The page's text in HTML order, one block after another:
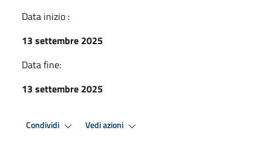
Data inizio :
13 settembre 2025
Data fine:
13 settembre 2025
Condividi Vedi azioni